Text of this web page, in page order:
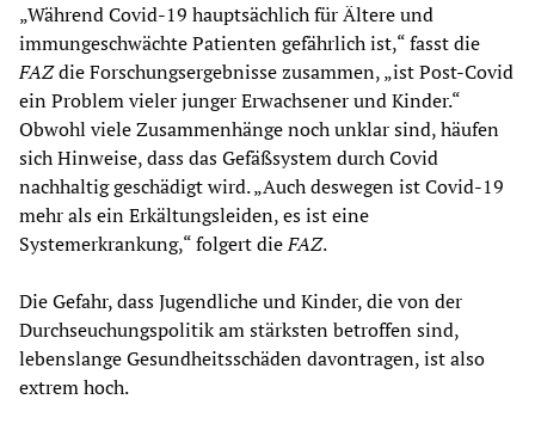
„Während Covid-19 hauptsächlich für Ältere und
immungeschwächte Patienten gefährlich ist,“ fasst die
FAZdie Forschungsergebnisse zusammen, „ist Post-Covid
ein Problem vieler junger Erwachsener und Kinder.“
Obwohl viele Zusammenhänge noch unklar sind, häufen
sich Hinweise, dass das Gefäßsystem durch Covid
nachhaltig geschädigt wird. „Auch deswegen ist Covid-19
mehr als ein Erkältungsleiden, es ist eine
Systemerkrankung,“ folgert dieFAZ.
Die Gefahr, dass Jugendliche und Kinder, die von der
Durchseuchungspolitik am stärksten betroffen sind,
lebenslange Gesundheitsschäden davontragen, ist also
extrem hoch.